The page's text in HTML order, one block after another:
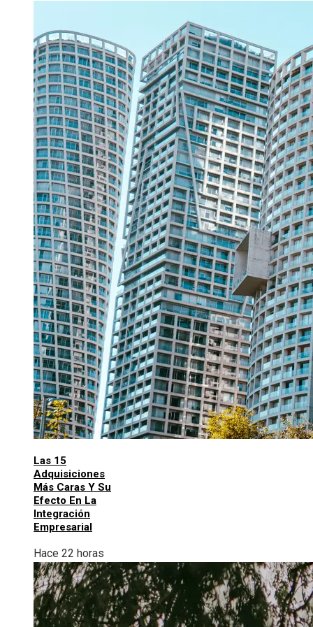
Las 15
Adquisiciones
Más Caras Y Su
Efecto En La
Integración
Empresarial
Hace 22 horas